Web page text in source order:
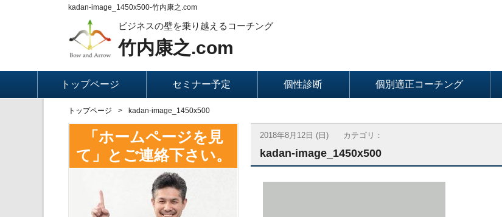
kadan-image_1450x500-竹内康之.com
ビジネスの壁を乗り越えるコーチング
竹内康之.com
トップページ セミナー予定 個性診断 個別適正コーチング
トップページ kadan-image_1450x500
2018年8月12日 (日) カテゴリ：
kadan-image_1450x500
「ホームページを見
て」とご連絡下さい。